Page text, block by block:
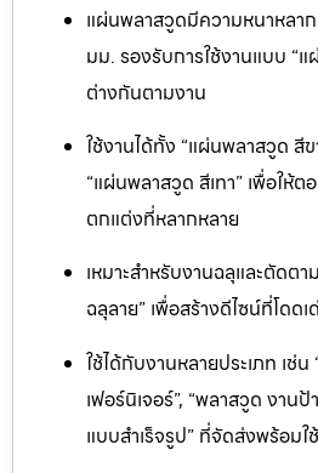
แผ่นพลาสวูดมีความหนาหลา
มม. รองรับการใช้งานแบบ “
ต่างกันตามงาน
ใช้งานได้ทั้ง “แผ่นพลาสวูด สี
“แผ่นพลาสวูด สีเทา” เพื่อให้
ตกแต่งที่หลากหลาย
เหมาะสำหรับงานฉลุและตัดต
ฉลุลาย” เพื่อสร้างดีไซน์ที่โดด
ใช้ได้กับงานหลายประเภท เช่
เฟอร์นิเจอร์”, “พลาสวูด งาน
แบบสำเร็จรูป” ที่จัดส่งพร้อมใ